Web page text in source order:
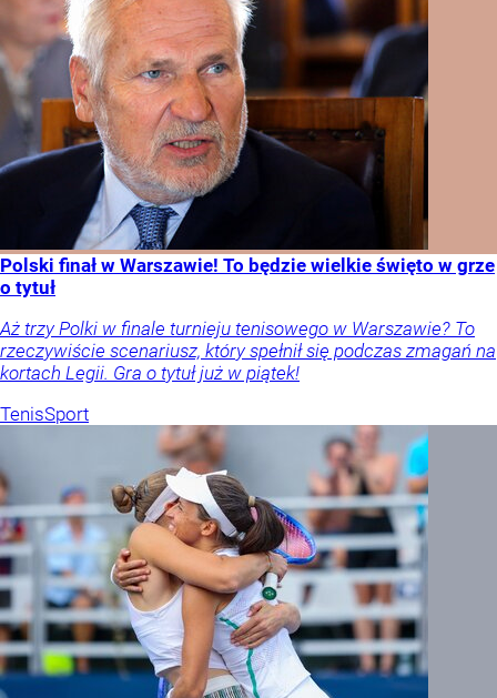
Polski finał w Warszawie! To będzie wielkie święto w grze
o tytuł
Aż trzy Polki w finale turnieju tenisowego w Warszawie? To
rzeczywiście scenariusz, który spełnił się podczas zmagań na
kortach Legii. Gra o tytuł już w piątek!
TenisSport